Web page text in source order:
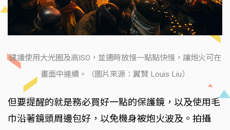
建議使用大光圈及高ISO，並適時放慢一點點快慢，讓炮火可在
畫面中連續。（圖片來源：翼賢 Louis Liu）
但要提醒的就是務必買好一點的保護鏡，以及使用毛
巾沿著鏡頭周邊包好，以免機身被炮火波及。拍攝